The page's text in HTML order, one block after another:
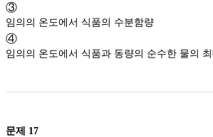
③
임의의 온도에서 식품의 수분함량
④
임의의 온도에서 식품과 동량의 순수한 물의
문제 17